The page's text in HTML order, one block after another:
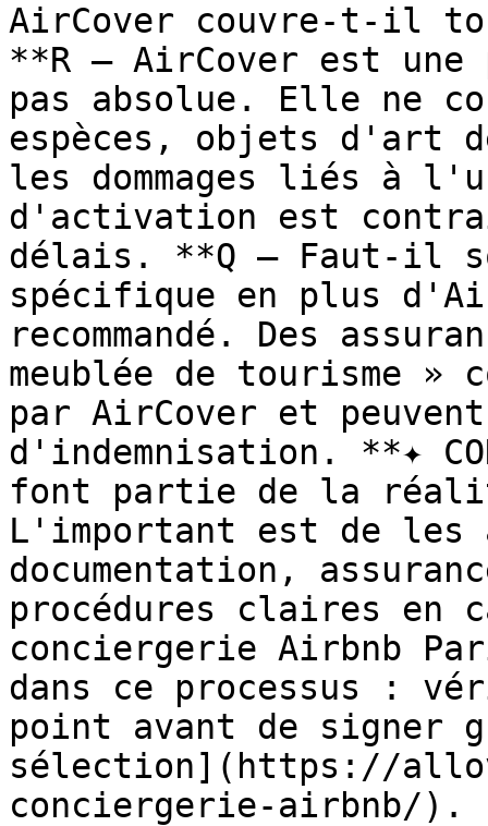
AirCover couvre-t-il
**R — AirCover est
pas absolue. Elle ne
espèces, objets d'art
les dommages liés à
d'activation est
délais. **Q — Faut-il
spécifique en plus
recommandé. Des
meublée de tourisme »
par AirCover et
d'indemnisation. **✦
font partie de la
L'important est de
documentation,
procédures claires en
conciergerie Airbnb
dans ce processus :
point avant de signer
sélection](https://
conciergerie-airbnb/).